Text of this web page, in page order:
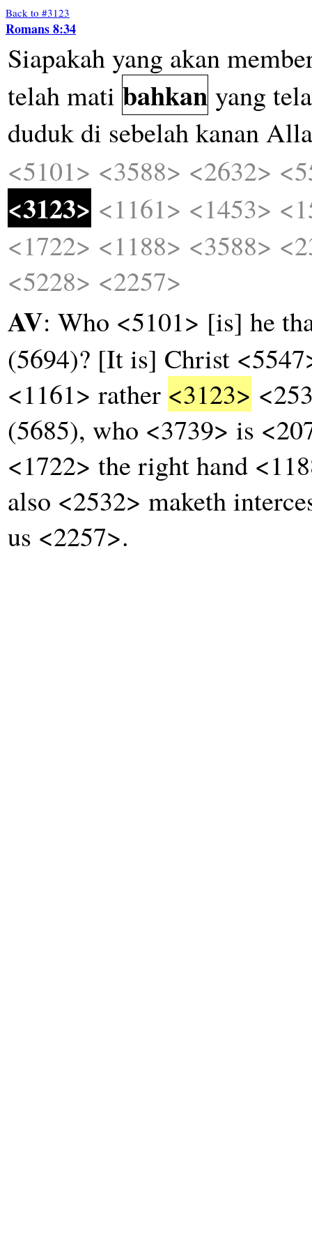
Back to #3123
Romans 8:34
Siapakahyang akan
telahmati bahkan yang
duduk di sebelahkanan
<5101> <3588> <2632>
<3123> <1161> <1453>
<1722> <1188> <3588>
<5228> <2257>
AV: Who <5101> [is] he
(5694)? [It is] Christ
<1161> rather <3123>
(5685), who <3739> is
<1722> the right hand
also <2532> maketh
us <2257>.